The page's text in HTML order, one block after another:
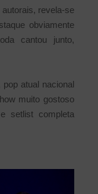
revela-se
obviamente
cantou junto,
atual nacional
muito gostoso
setlist completa